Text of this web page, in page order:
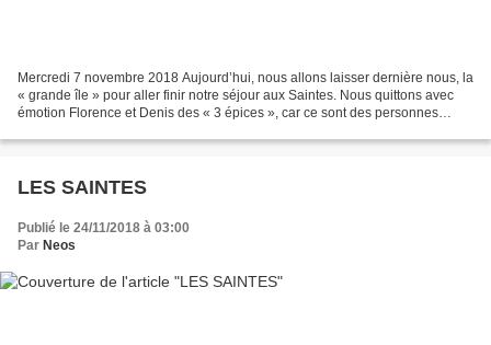
Mercredi 7 novembre 2018 Aujourd’hui, nous allons laisser dernière nous, la
« grande île » pour aller finir notre séjour aux Saintes. Nous quittons avec
émotion Florence et Denis des « 3 épices », car ce sont des personnes
LES SAINTES
Publié le 24/11/2018 à 03:00
Par Neos